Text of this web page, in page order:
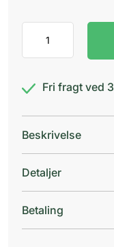
"Orifarm"
667
100
antal
Fri fragt ved
Beskrivelse
Detaljer
Betaling